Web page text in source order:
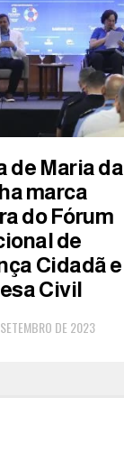
de Maria da
marca
do Fórum
de
Cidadã e
Civil
DE 2023